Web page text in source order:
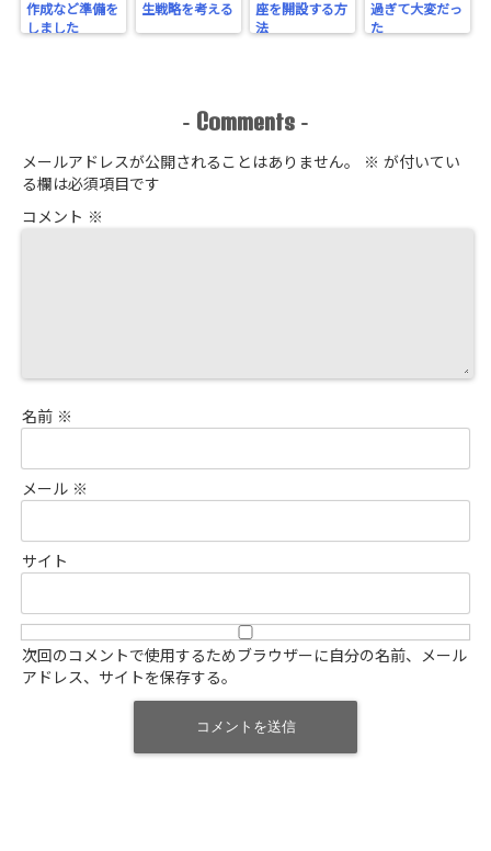
作成など準備を
しました
生戦略を考える
座を開設する方
法
過ぎて大変だっ
た
- Comments -
メールアドレスが公開されることはありません。 ※ が付いてい
る欄は必須項目です
コメント ※
名前 ※
メール ※
サイト
次回のコメントで使用するためブラウザーに自分の名前、メール
アドレス、サイトを保存する。